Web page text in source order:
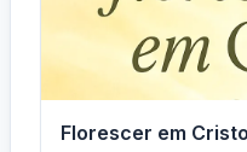
Florescer em